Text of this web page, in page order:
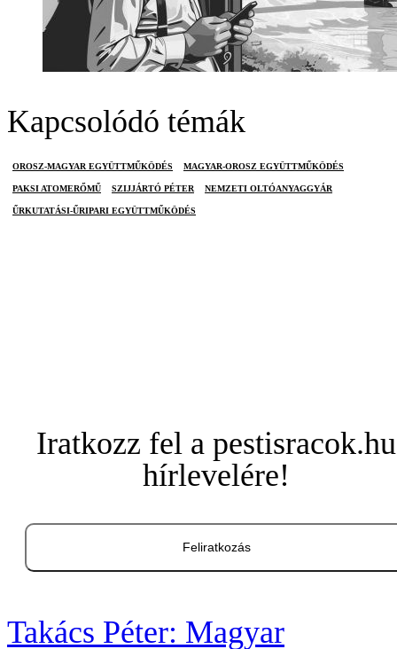
Kapcsolódó témák
OROSZ-MAGYAR EGYÜTTMŰKÖDÉS MAGYAR-OROSZ EGYÜTTMŰKÖDÉS
PAKSI ATOMERŐMŰ SZIJJÁRTÓ PÉTER NEMZETI OLTÓANYAGGYÁR
ŰRKUTATÁSI-ŰRIPARI EGYÜTTMŰKÖDÉS
Iratkozz fel a pestisracok.hu
hírlevelére!
Feliratkozás
Takács Péter: Magyar